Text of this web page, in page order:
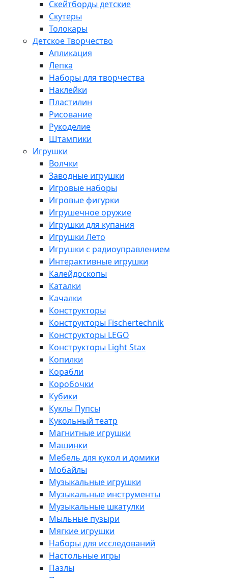
Скейтборды детские
Скутеры
Толокары
Детское Творчество
Апликация
Лепка
Наборы для творчества
Наклейки
Пластилин
Рисование
Рукоделие
Штампики
Игрушки
Волчки
Заводные игрушки
Игровые наборы
Игровые фигурки
Игрушечное оружие
Игрушки для купания
Игрушки Лето
Игрушки с радиоуправлением
Интерактивные игрушки
Калейдоскопы
Каталки
Качалки
Конструкторы
Конструкторы Fisсhertechnik
Конструкторы LEGO
Конструкторы Light Stax
Копилки
Корабли
Коробочки
Кубики
Куклы Пупсы
Кукольный театр
Магнитные игрушки
Машинки
Мебель для кукол и домики
Мобайлы
Музыкальные игрушки
Музыкальные инструменты
Музыкальные шкатулки
Мыльные пузыри
Мягкие игрушки
Наборы для исследований
Настольные игры
Пазлы